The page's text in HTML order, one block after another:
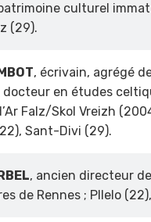
culturel
(29).
, écrivain, agrégé
docteur en études
Falz/Skol Vreizh
Sant-Divi (29).
, ancien directeur
de Rennes ; Pllelo